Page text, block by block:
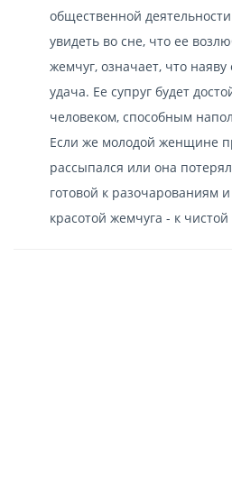
общественной
увидеть во сне, что ее
жемчуг, означает, что
удача. Ее супруг будет
человеком, способным
Если же молодой женщине
рассыпался или она
готовой к разочарованиям
красотой жемчуга - к